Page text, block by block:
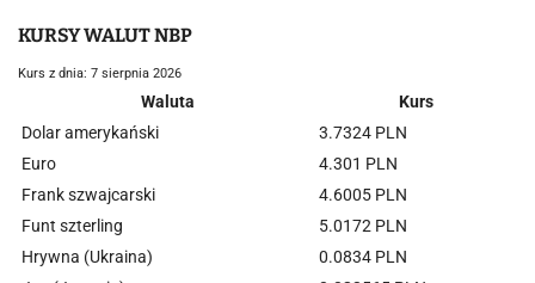
KURSY WALUT NBP
Kurs z dnia: 7 sierpnia 2026
Waluta
Kurs
Dolar amerykański
3.7324 PLN
Euro
4.301 PLN
Frank szwajcarski
4.6005 PLN
Funt szterling
5.0172 PLN
Hrywna (Ukraina)
0.0834 PLN